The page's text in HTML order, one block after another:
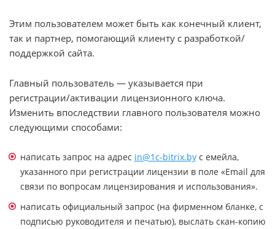
или войдите с помощью
Этим пользователем может быть как конечный клиент,
так и партнер, помогающий клиенту с разработкой/
поддержкой сайта.
Главный пользователь — указывается при
регистрации/активации лицензионного ключа.
Изменить впоследствии главного пользователя можно
следующими способами:
написать запрос на адрес in@1c-bitrix.byс емейла,
указанного при регистрации лицензии в поле «Email для
связи по вопросам лицензирования и использования».
написать официальный запрос (на фирменном бланке, с
подписью руководителя и печатью), выслать скан-копию